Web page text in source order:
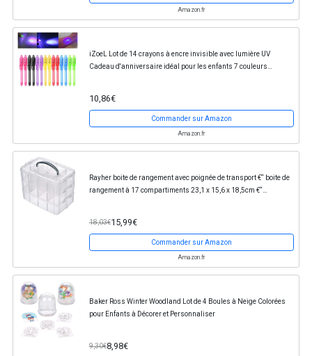
Amazon.fr
iZoeL Lot de 14 crayons à encre invisible avec lumière UV
Cadeau d'anniversaire idéal pour les enfants 7 couleurs
10,86€
Commander sur Amazon
Amazon.fr
Rayher boite de rangement avec poignée de transport €“ boite de
rangement à 17 compartiments 23,1 x 15,6 x 18,5cm €“
18,03€15,99€
Commander sur Amazon
Amazon.fr
Baker Ross Winter Woodland Lot de 4 Boules à Neige Colorées
pour Enfants à Décorer et Personnaliser
9,30€8,98€